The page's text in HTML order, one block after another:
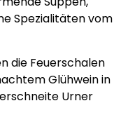
Spezialitäten vom
die Feuerschalen
Glühwein in
Urner